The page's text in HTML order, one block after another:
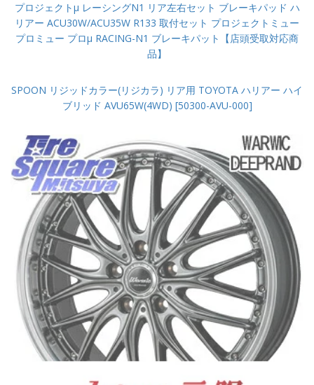
プロジェクトμ レーシングN1 リア左右セット ブレーキパッド ハ
リアー ACU30W/ACU35W R133 取付セット プロジェクトミュー
プロミュー プロμ RACING-N1 ブレーキパット【店頭受取対応商
品】
SPOON リジッドカラー(リジカラ) リア用 TOYOTA ハリアー ハイ
ブリッド AVU65W(4WD) [50300-AVU-000]